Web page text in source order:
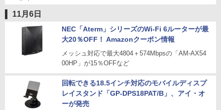
11月6日
NEC「Aterm」シリーズのWi-Fi 6ルーターが最
大20％OFF！ Amazonクーポン情報
メッシュ対応で最大4804＋574Mbpsの「AM-AX54
00HP」が15％OFFなど
回転できる18.5インチ対応のモバイルディスプ
レイスタンド「GP-DPS18PAT/B」、アイ・オ
ーが発売